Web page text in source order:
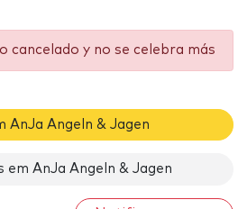
cancelado y no se celebra más
AnJa Angeln & Jagen
em AnJa Angeln & Jagen